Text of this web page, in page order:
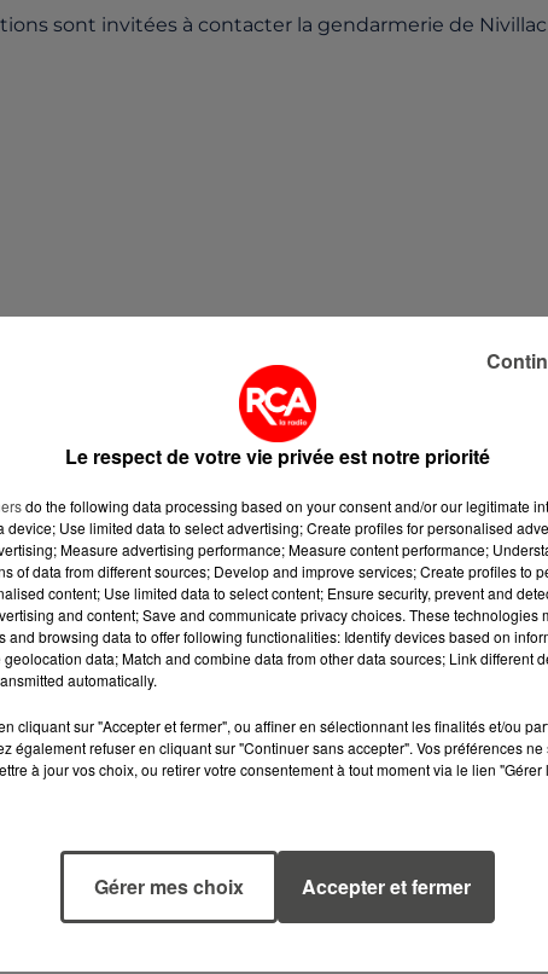
sont invitées à contacter la gendarmerie de Nivillac
Le respect de votre vie privée est notre priorité
do the following data processing based on your consent and/or our legitimate
device; Use limited data to select advertising; Create profiles for personalised
Measure advertising performance; Measure content performance;
of data from different sources; Develop and improve services; Create profiles to
content; Use limited data to select content; Ensure security, prevent and
and content; Save and communicate privacy choices. These technologies
and browsing data to offer following functionalities: Identify devices based on
data; Match and combine data from other data sources; Link different
automatically.
cliquant sur "Accepter et fermer", ou affiner en sélectionnant les finalités et/ou
également refuser en cliquant sur "Continuer sans accepter". Vos préférences
à jour vos choix, ou retirer votre consentement à tout moment via le lien
Gérer mes choix Accepter et fermer